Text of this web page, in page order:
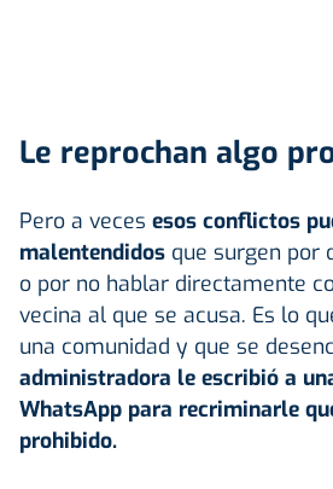
Le reprochan algo
Pero a veces esos conflictos
malentendidos que surgen por
o por no hablar directamente
vecina al que se acusa. Es lo
una comunidad y que se
administradora le escribió a
WhatsApp para recriminarle
prohibido.